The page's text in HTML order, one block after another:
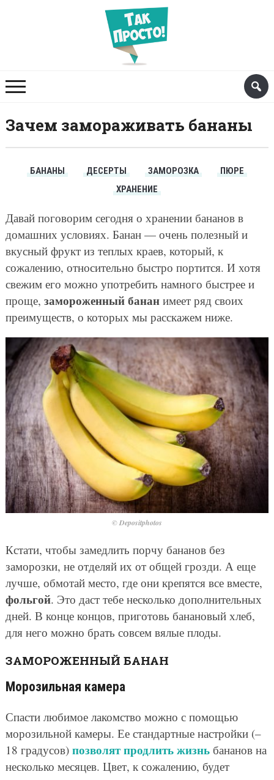
Зачем замораживать бананы
БАНАНЫ ДЕСЕРТЫ ЗАМОРОЗКА
ПЮРЕ
ХРАНЕНИЕ
Давай поговорим сегодня о хранении бананов в
домашних условиях. Банан — очень полезный и
вкусный фрукт из теплых краев, который, к
сожалению, относительно быстро портится. И хотя
свежим его можно употребить намного быстрее и
проще, замороженный бананимеет ряд своих
преимуществ, о которых мы расскажем ниже.
© Depositphotos
Кстати, чтобы замедлить порчу бананов без
заморозки, не отделяй их от общей грозди. А еще
лучше, обмотай место, где они крепятся все вместе,
фольгой. Это даст тебе несколько дополнительных
дней. В конце концов, приготовь банановый хлеб,
для него можно брать совсем вялые плоды.
ЗАМОРОЖЕННЫЙ БАНАН
Морозильная камера
Спасти любимое лакомство можно с помощью
морозильной камеры. Ее стандартные настройки (–
18 градусов) позволят продлить жизньбананов на
несколько месяцев. Цвет, к сожалению, будет